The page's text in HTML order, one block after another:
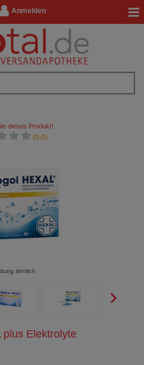
Anmelden
plus Elektrolyte
dieses Produkt!
(0.0)
ähnlich